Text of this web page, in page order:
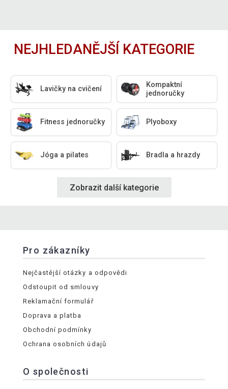
NEJHLEDANĚJŠÍ KATEGORIE
Lavičky na cvičení
Kompaktní
jednoručky
Fitness jednoručky Plyoboxy
Jóga a pilates Bradla a hrazdy
Zobrazit další kategorie
Pro zákazníky
Nejčastější otázky a odpovědi
Odstoupit od smlouvy
Reklamační formulář
Doprava a platba
Obchodní podmínky
Ochrana osobních údajů
O společnosti